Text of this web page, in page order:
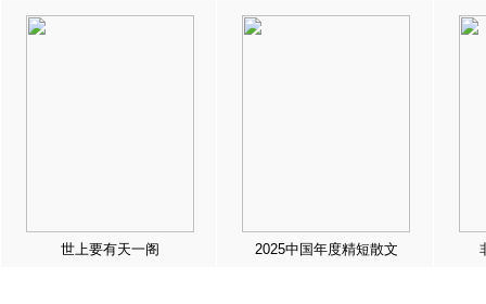
世上要有天一阁 2025中国年度精短散文